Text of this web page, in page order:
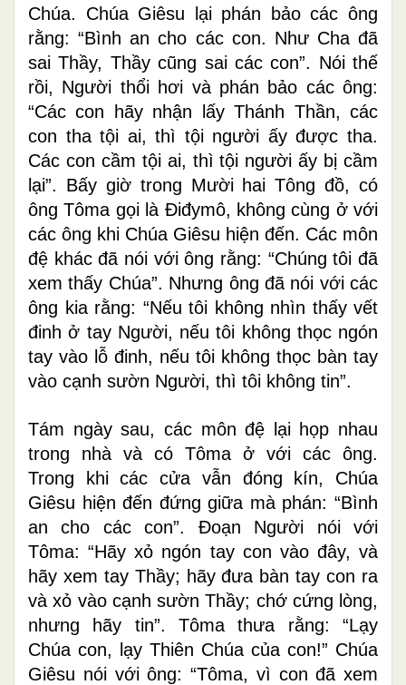
Chúa. Chúa Giêsu lại phán bảo các ông
rằng: “Bình an cho các con. Như Cha đã
sai Thầy, Thầy cũng sai các con”. Nói thế
rồi, Người thổi hơi và phán bảo các ông:
“Các con hãy nhận lấy Thánh Thần, các
con tha tội ai, thì tội người ấy được tha.
Các con cầm tội ai, thì tội người ấy bị cầm
lại”. Bấy giờ trong Mười hai Tông đồ, có
ông Tôma gọi là Ðiđymô, không cùng ở với
các ông khi Chúa Giêsu hiện đến. Các môn
đệ khác đã nói với ông rằng: “Chúng tôi đã
xem thấy Chúa”. Nhưng ông đã nói với các
ông kia rằng: “Nếu tôi không nhìn thấy vết
đinh ở tay Người, nếu tôi không thọc ngón
tay vào lỗ đinh, nếu tôi không thọc bàn tay
vào cạnh sườn Người, thì tôi không tin”.
Tám ngày sau, các môn đệ lại họp nhau
trong nhà và có Tôma ở với các ông.
Trong khi các cửa vẫn đóng kín, Chúa
Giêsu hiện đến đứng giữa mà phán: “Bình
an cho các con”. Ðoạn Người nói với
Tôma: “Hãy xỏ ngón tay con vào đây, và
hãy xem tay Thầy; hãy đưa bàn tay con ra
và xỏ vào cạnh sườn Thầy; chớ cứng lòng,
nhưng hãy tin”. Tôma thưa rằng: “Lạy
Chúa con, lạy Thiên Chúa của con!” Chúa
Giêsu nói với ông: “Tôma, vì con đã xem